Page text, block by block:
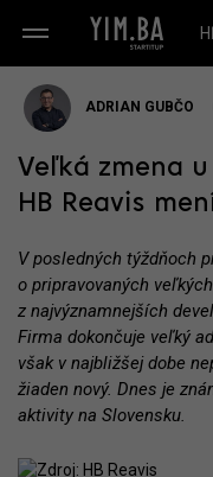
ADRIAN GUBČO
Veľká zmena
HB Reavis
V posledných týždňoch
o pripravovaných
z najvýznamnejších
Firma dokončuje veľký
však v najbližšej dobe
žiaden nový. Dnes je
aktivity na Slovensku.